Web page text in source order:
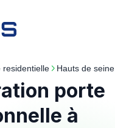
residentielle hauts de seine
porte
à